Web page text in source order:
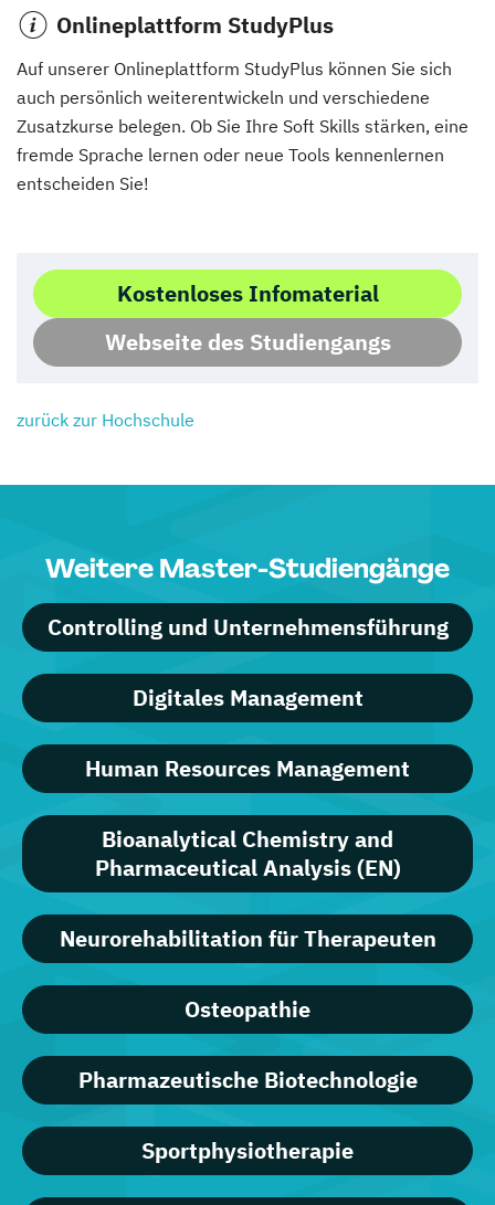
Onlineplattform StudyPlus
Auf unserer Onlineplattform StudyPlus können Sie sich
auch persönlich weiterentwickeln und verschiedene
Zusatzkurse belegen. Ob Sie Ihre Soft Skills stärken, eine
fremde Sprache lernen oder neue Tools kennenlernen
entscheiden Sie!
Kostenloses Infomaterial
Webseite des Studiengangs
zurück zur Hochschule
Weitere Master-Studiengänge
Controlling und Unternehmensführung
Digitales Management
Human Resources Management
Bioanalytical Chemistry and
Pharmaceutical Analysis (EN)
Neurorehabilitation für Therapeuten
Osteopathie
Pharmazeutische Biotechnologie
Sportphysiotherapie